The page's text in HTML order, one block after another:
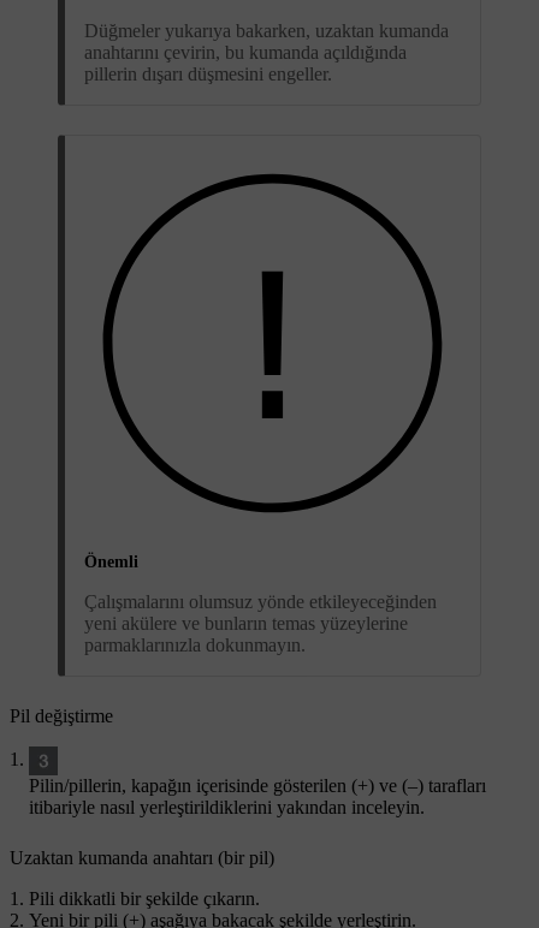
Düğmeler yukarıya bakarken, uzaktan kumanda
anahtarını çevirin, bu kumanda açıldığında
pillerin dışarı düşmesini engeller.
Önemli
Çalışmalarını olumsuz yönde etkileyeceğinden
yeni akülere ve bunların temas yüzeylerine
parmaklarınızla dokunmayın.
Pil değiştirme
Pilin/pillerin, kapağın içerisinde gösterilen (+) ve (–) tarafları
itibariyle nasıl yerleştirildiklerini yakından inceleyin.
Uzaktan kumanda anahtarı (bir pil)
Pili dikkatli bir şekilde çıkarın.
Yeni bir pili (+) aşağıya bakacak şekilde yerleştirin.